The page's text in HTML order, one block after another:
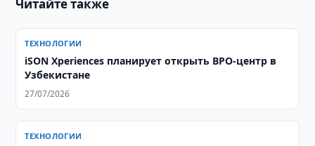
Читайте также
ТЕХНОЛОГИИ
iSON Xperiences планирует открыть BPO-центр в
Узбекистане
27/07/2026
ТЕХНОЛОГИИ